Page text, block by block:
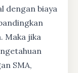
dengan biaya
Maka jika
SMA,